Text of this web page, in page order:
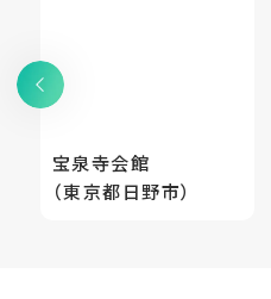
宝泉寺会館
（東京都日野市）